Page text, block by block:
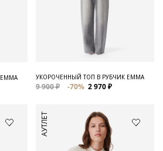
и Аксессуары
Для нее
УКОРОЧЕННЫЙ ТОП В РУБЧИК EMMA
9 900 ₽ -70% 2 970 ₽
АУТЛЕТ